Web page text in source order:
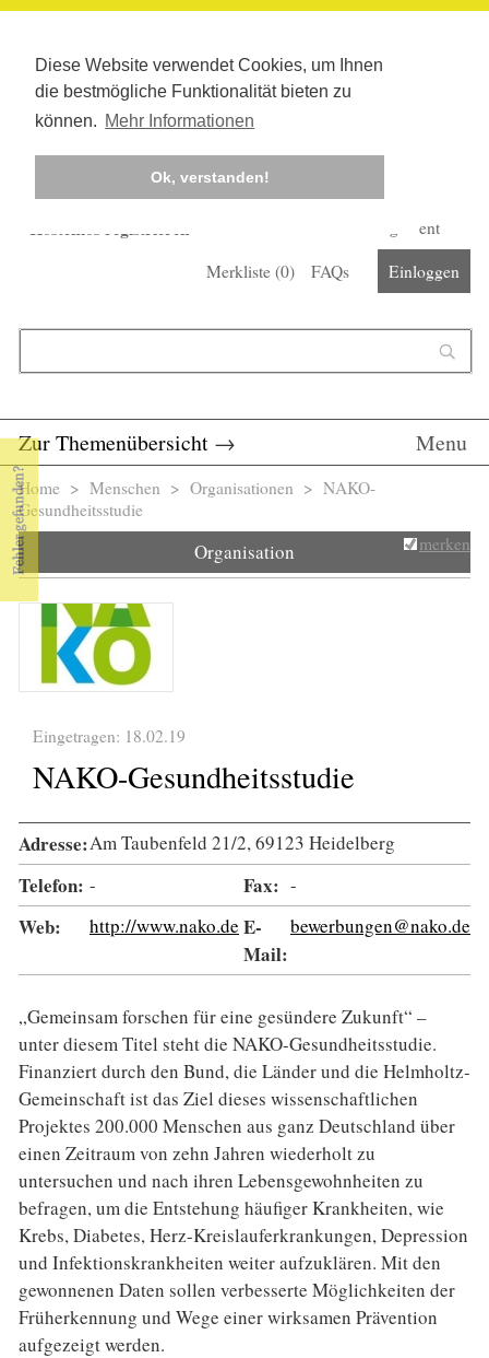
Diese Website verwendet Cookies, um Ihnen
die bestmögliche Funktionalität bieten zu
können. Mehr Informationen
Ok, verstanden!
Kostenlos registrieren
Corona-Management
Merkliste (0) FAQs Einloggen
Zur Themenübersicht → Menu
Sie sind hier
Home > Menschen > Organisationen > NAKO-
Gesundheitsstudie
Organisation merken
Eingetragen: 18.02.19
NAKO-Gesundheitsstudie
Adresse:Am Taubenfeld 21/2, 69123 Heidelberg
Telefon: - Fax: -
Web: http://www.nako.de E-
Mail:
bewerbungen@nako.de
„Gemeinsam forschen für eine gesündere Zukunft“ –
unter diesem Titel steht die NAKO-Gesundheitsstudie.
Finanziert durch den Bund, die Länder und die Helmholtz-
Gemeinschaft ist das Ziel dieses wissenschaftlichen
Projektes 200.000 Menschen aus ganz Deutschland über
einen Zeitraum von zehn Jahren wiederholt zu
untersuchen und nach ihren Lebensgewohnheiten zu
befragen, um die Entstehung häufiger Krankheiten, wie
Krebs, Diabetes, Herz-Kreislauferkrankungen, Depression
und Infektionskrankheiten weiter aufzuklären. Mit den
gewonnenen Daten sollen verbesserte Möglichkeiten der
Früherkennung und Wege einer wirksamen Prävention
aufgezeigt werden.